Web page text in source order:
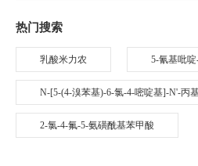
热门搜索
乳酸米力农 5-氰基吡
N-[5-(4-溴苯基)-6-氯-4-嘧啶基]-N'-丙
2-氯-4-氟-5-氨磺酰基苯甲酸